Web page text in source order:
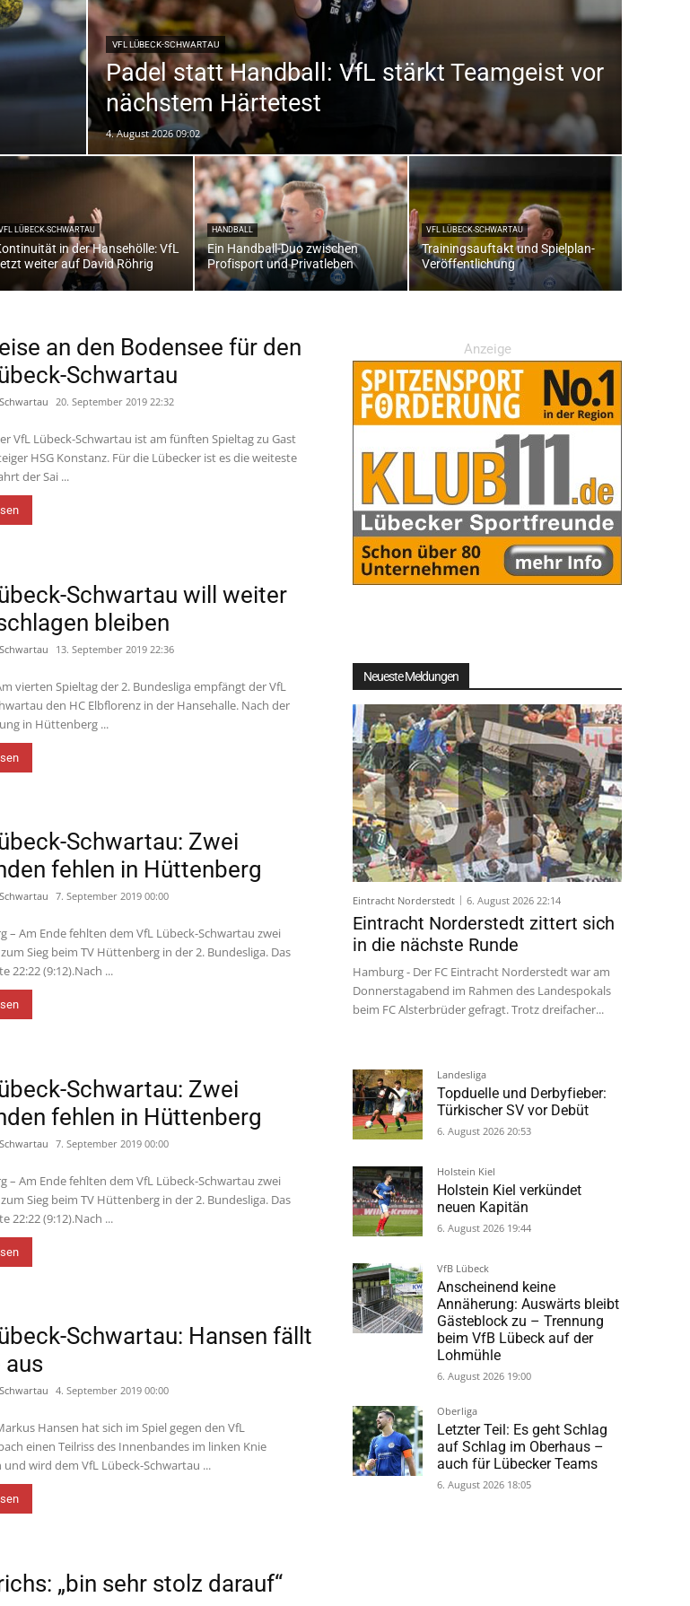
die
VFL LÜBECK-SCHWARTAU
Padel statt Handball: VfL stärkt Teamgeist vor
nächstem Härtetest
4. August 2026 09:02
LÜBECK-SCHWARTAU
in der Hansehölle: VfL
weiter auf David Röhrig
HANDBALL
Ein Handball-Duo zwischen
Profisport und Privatleben
VFL LÜBECK-SCHWARTAU
Trainingsauftakt und Spielplan-
Veröffentlichung
an den Bodensee für den
Schwartau
20. September 2019 22:32
VfL Lübeck-Schwartau ist am fünften Spieltag zu Gast
HSG Konstanz. Für die Lübecker ist es die weiteste
der Sai ...
Schwartau will weiter
bleiben
13. September 2019 22:36
vierten Spieltag der 2. Bundesliga empfängt der VfL
den HC Elbflorenz in der Hansehalle. Nach der
in Hüttenberg ...
Schwartau: Zwei
fehlen in Hüttenberg
7. September 2019 00:00
– Am Ende fehlten dem VfL Lübeck-Schwartau zwei
Sieg beim TV Hüttenberg in der 2. Bundesliga. Das
22:22 (9:12).Nach ...
Schwartau: Zwei
fehlen in Hüttenberg
7. September 2019 00:00
– Am Ende fehlten dem VfL Lübeck-Schwartau zwei
Sieg beim TV Hüttenberg in der 2. Bundesliga. Das
22:22 (9:12).Nach ...
Schwartau: Hansen fällt
aus
4. September 2019 00:00
Hansen hat sich im Spiel gegen den VfL
einen Teilriss des Innenbandes im linken Knie
und wird dem VfL Lübeck-Schwartau ...
„bin sehr stolz darauf“
Anzeige
Neueste Meldungen
Eintracht Norderstedt 6. August 2026 22:14
Eintracht Norderstedt zittert sich
in die nächste Runde
Hamburg - Der FC Eintracht Norderstedt war am
Donnerstagabend im Rahmen des Landespokals
beim FC Alsterbrüder gefragt. Trotz dreifacher...
Landesliga
Topduelle und Derbyfieber:
Türkischer SV vor Debüt
6. August 2026 20:53
Holstein Kiel
Holstein Kiel verkündet
neuen Kapitän
6. August 2026 19:44
VfB Lübeck
Anscheinend keine
Annäherung: Auswärts bleibt
Gästeblock zu – Trennung
beim VfB Lübeck auf der
Lohmühle
6. August 2026 19:00
Oberliga
Letzter Teil: Es geht Schlag
auf Schlag im Oberhaus –
auch für Lübecker Teams
6. August 2026 18:05